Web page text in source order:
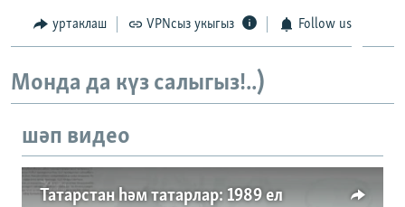
БАШКА ТЕЛЛӘРДӘ
уртаклаш VPNсыз укыгыз Follow us
Монда да күз салыгыз!..)
шәп видео
Татарстан һәм татарлар: 1989 ел